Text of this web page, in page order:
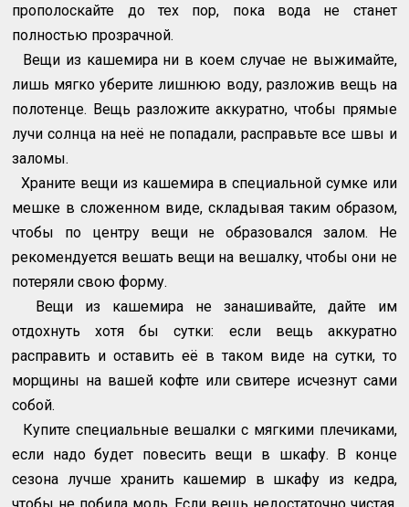
прополоскайте до тех пор, пока вода не станет
полностью прозрачной.
Вещи из кашемира ни в коем случае не выжимайте,
лишь мягко уберите лишнюю воду, разложив вещь на
полотенце. Вещь разложите аккуратно, чтобы прямые
лучи солнца на неё не попадали, расправьте все швы и
заломы.
Храните вещи из кашемира в специальной сумке или
мешке в сложенном виде, складывая таким образом,
чтобы по центру вещи не образовался залом. Не
рекомендуется вешать вещи на вешалку, чтобы они не
потеряли свою форму.
Вещи из кашемира не занашивайте, дайте им
отдохнуть хотя бы сутки: если вещь аккуратно
расправить и оставить её в таком виде на сутки, то
морщины на вашей кофте или свитере исчезнут сами
собой.
Купите специальные вешалки с мягкими плечиками,
если надо будет повесить вещи в шкафу. В конце
сезона лучше хранить кашемир в шкафу из кедра,